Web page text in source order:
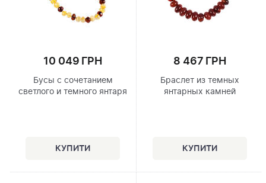
10 049 ГРН
Бусы с сочетанием
светлого и темного янтаря
8 467 ГРН
Браслет из темных
янтарных камней